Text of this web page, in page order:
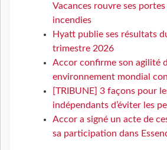
Vacances rouvre ses portes
incendies
Hyatt publie ses résultats
trimestre 2026
Accor confirme son agilité
environnement mondial
[TRIBUNE] 3 façons pour
indépendants d’éviter les
Accor a signé un acte de
sa participation dans